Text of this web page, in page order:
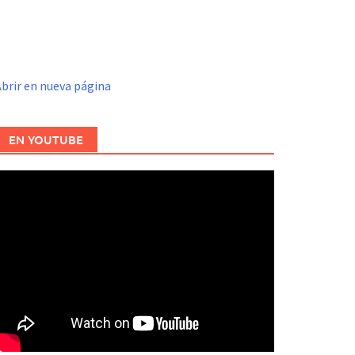
en nueva página
EN YOUTUBE